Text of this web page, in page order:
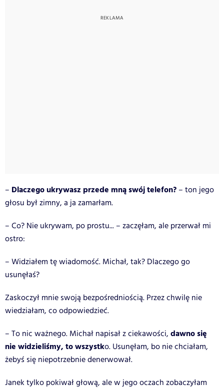
– Dlaczego ukrywasz przede mną swój telefon? – ton jego
głosu był zimny, a ja zamarłam.
– Co? Nie ukrywam, po prostu... – zaczęłam, ale przerwał mi
ostro:
– Widziałem tę wiadomość. Michał, tak? Dlaczego go
usunęłaś?
Zaskoczył mnie swoją bezpośredniością. Przez chwilę nie
wiedziałam, co odpowiedzieć.
– To nic ważnego. Michał napisał z ciekawości, dawno się
nie widzieliśmy, to wszystko. Usunęłam, bo nie chciałam,
żebyś się niepotrzebnie denerwował.
Janek tylko pokiwał głową, ale w jego oczach zobaczyłam